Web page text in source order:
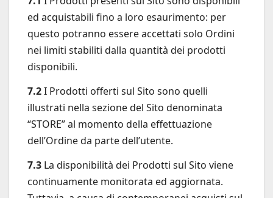
ed acquistabili fino a loro esaurimento: per
questo potranno essere accettati solo Ordini
nei limiti stabiliti dalla quantità dei prodotti
disponibili.
7.2I Prodotti offerti sul Sito sono quelli
illustrati nella sezione del Sito denominata
“STORE” al momento della effettuazione
dell’Ordine da parte dell’utente.
7.3 La disponibilità dei Prodotti sul Sito viene
continuamente monitorata ed aggiornata.